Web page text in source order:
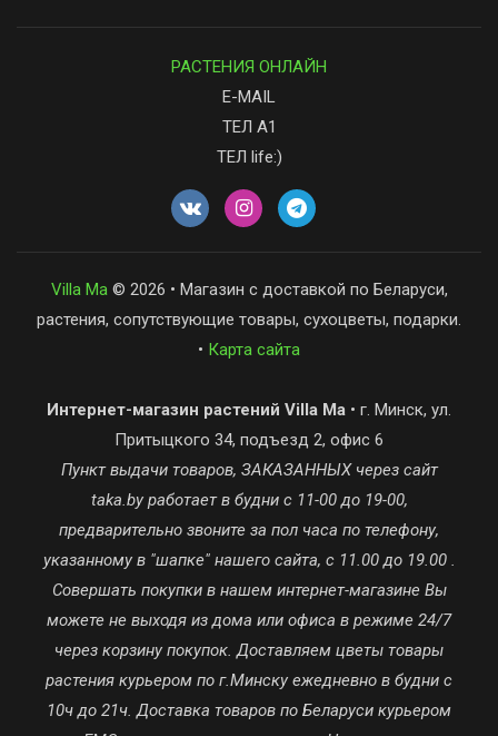
РАСТЕНИЯ ОНЛАЙН
E-MAIL
ТЕЛ А1
ТЕЛ life:)
Villa Ma© 2026 • Магазин с доставкой по Беларуси,
растения, сопутствующие товары, сухоцветы, подарки.
• Карта сайта
Интернет-магазин растений Villa Ma • г. Минск, ул.
Притыцкого 34, подъезд 2, офис 6
Пункт выдачи товаров, ЗАКАЗАННЫХ через сайт
taka.by работает в будни с 11-00 до 19-00,
предварительно звоните за пол часа по телефону,
указанному в "шапке" нашего сайта, с 11.00 до 19.00 .
Совершать покупки в нашем интернет-магазине Вы
можете не выходя из дома или офиса в режиме 24/7
через корзину покупок. Доставляем цветы товары
растения курьером по г.Минску ежедневно в будни с
10ч до 21ч. Доставка товаров по Беларуси курьером